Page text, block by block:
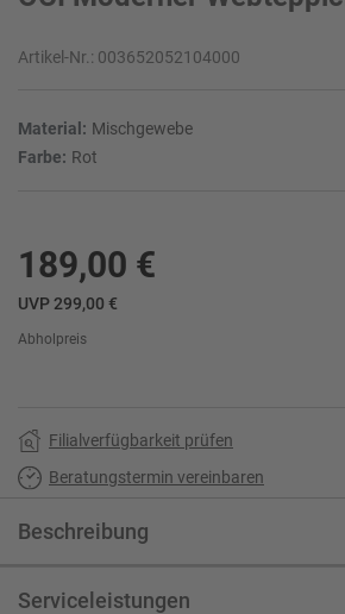
Artikel-Nr.: 003652052104000
Material: Mischgewebe
Farbe: Rot
189,00 €
UVP 299,00 €
Abholpreis
Filialverfügbarkeit prüfen
Beratungstermin vereinbaren
Beschreibung
Serviceleistungen